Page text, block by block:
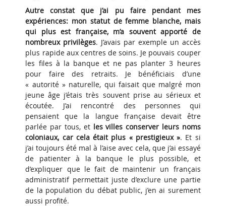
Autre constat que j’ai pu faire pendant mes
expériences: mon statut de femme blanche, mais
qui plus est française, m’a souvent apporté de
nombreux privilèges. J’avais par exemple un accès
plus rapide aux centres de soins. Je pouvais couper
les files à la banque et ne pas planter 3 heures
pour faire des retraits. Je bénéficiais d’une
« autorité » naturelle, qui faisait que malgré mon
jeune âge j’étais très souvent prise au sérieux et
écoutée. J’ai rencontré des personnes qui
pensaient que la langue française devait être
parlée par tous, et les villes conserver leurs noms
coloniaux, car cela était plus « prestigieux ». Et si
j’ai toujours été mal à l’aise avec cela, que j’ai essayé
de patienter à la banque le plus possible, et
d’expliquer que le fait de maintenir un français
administratif permettait juste d’exclure une partie
de la population du débat public, j’en ai surement
aussi profité.